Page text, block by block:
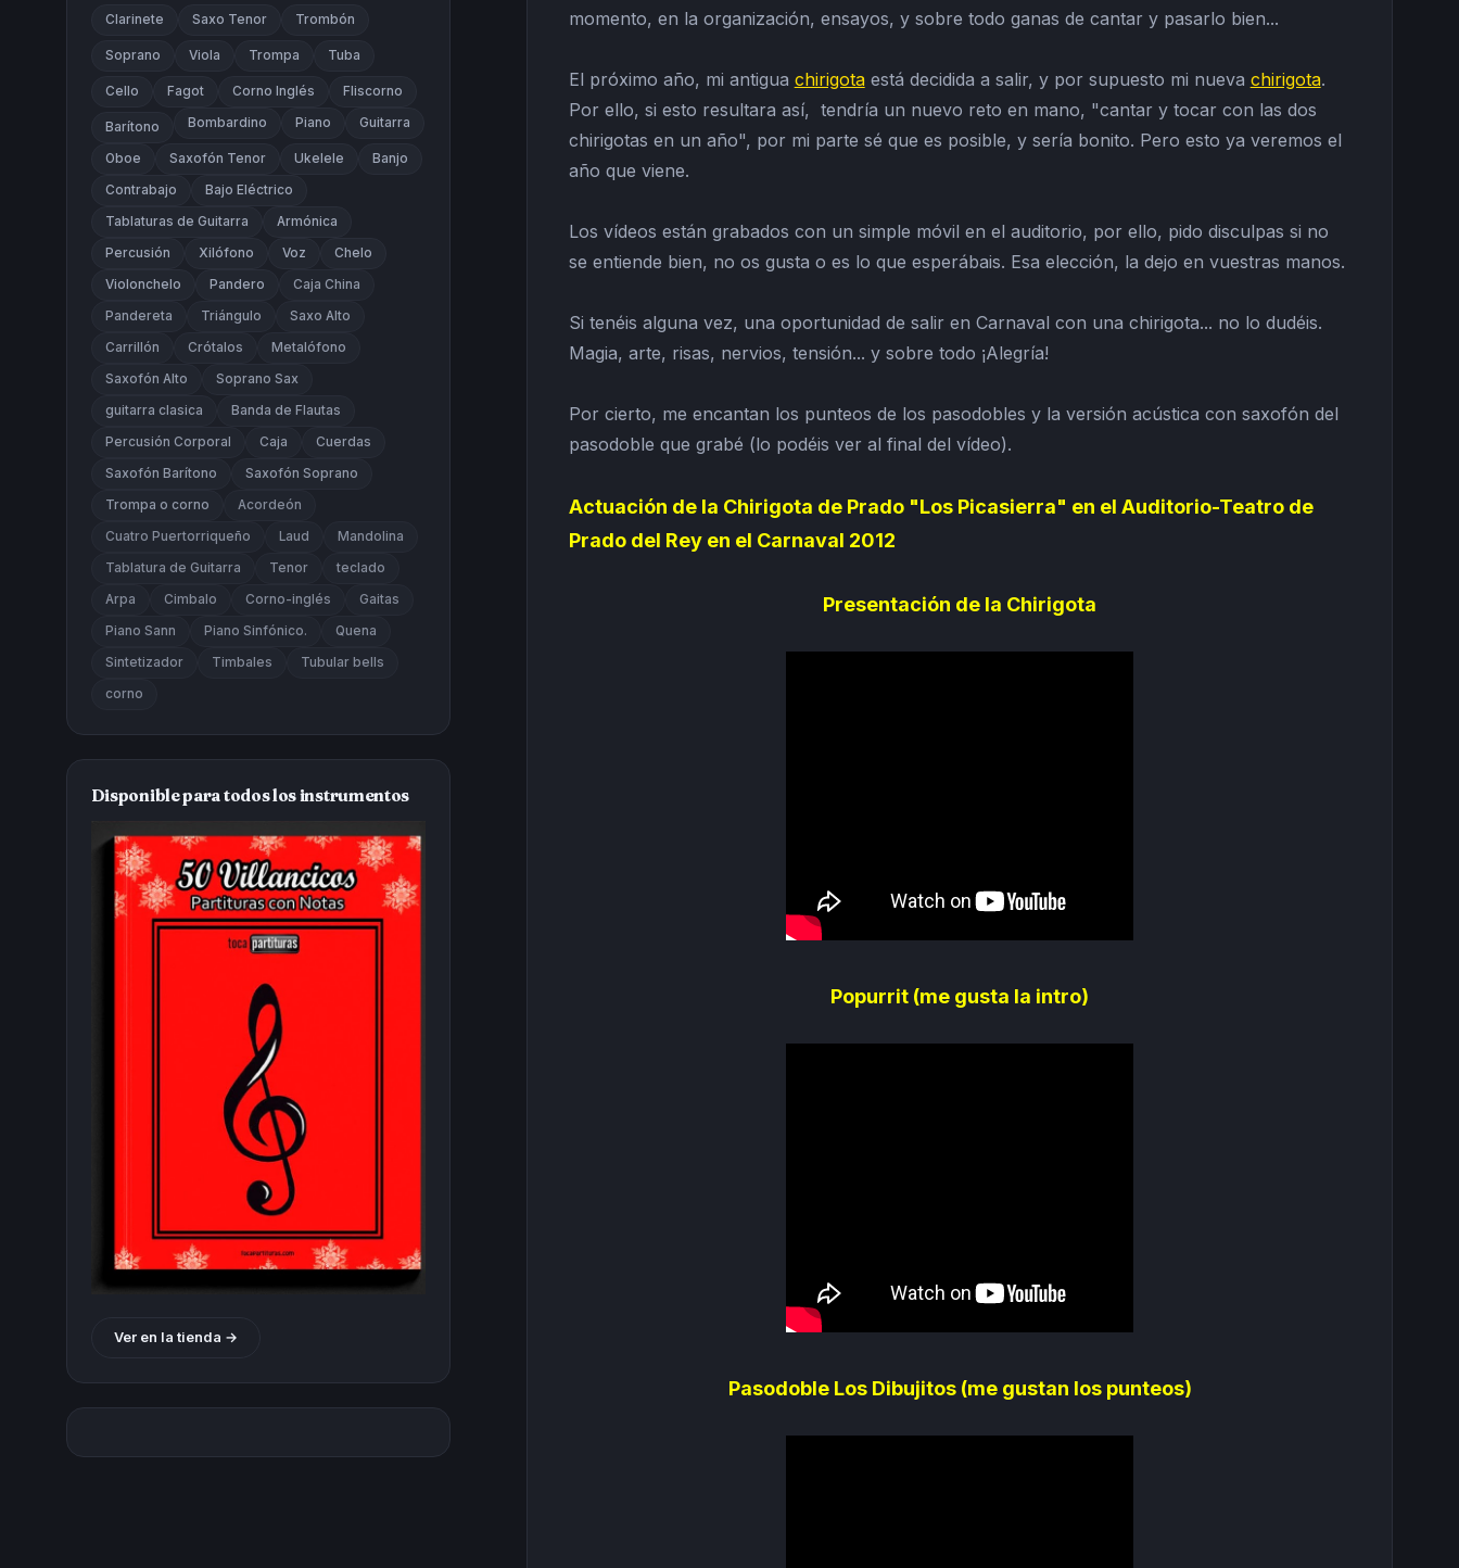
momento, en la organización, ensayos, y sobre todo ganas de cantar y pasarlo bien...
El próximo año, mi antigua chirigotaestá decidida a salir, y por supuesto mi nueva chirigota.
Por ello, si esto resultara así, tendría un nuevo reto en mano, "cantar y tocar con las dos
chirigotas en un año", por mi parte sé que es posible, y sería bonito. Pero esto ya veremos el
año que viene.
Los vídeos están grabados con un simple móvil en el auditorio, por ello, pido disculpas si no
se entiende bien, no os gusta o es lo que esperábais. Esa elección, la dejo en vuestras manos.
Si tenéis alguna vez, una oportunidad de salir en Carnaval con una chirigota... no lo dudéis.
Magia, arte, risas, nervios, tensión... y sobre todo ¡Alegría!
Por cierto, me encantan los punteos de los pasodobles y la versión acústica con saxofón del
pasodoble que grabé (lo podéis ver al final del vídeo).
Actuación de la Chirigota de Prado "Los Picasierra" en el Auditorio-Teatro de
Prado del Rey en el Carnaval 2012
Presentación de la Chirigota
Popurrit (me gusta la intro)
Pasodoble Los Dibujitos (me gustan los punteos)
Clarinete Saxo Tenor Trombón
Soprano Viola Trompa Tuba
Cello Fagot Corno Inglés Fliscorno
Barítono Bombardino Piano Guitarra
Oboe Saxofón Tenor Ukelele Banjo
Contrabajo Bajo Eléctrico
Tablaturas de Guitarra Armónica
Percusión Xilófono Voz Chelo
Violonchelo Pandero Caja China
Pandereta Triángulo Saxo Alto
Carrillón Crótalos Metalófono
Saxofón Alto Soprano Sax
guitarra clasica Banda de Flautas
Percusión Corporal Caja Cuerdas
Saxofón Barítono Saxofón Soprano
Trompa o corno Acordeón
Cuatro Puertorriqueño Laud Mandolina
Tablatura de Guitarra Tenor teclado
Arpa Cimbalo Corno-inglés Gaitas
Piano Sann Piano Sinfónico. Quena
Sintetizador Timbales Tubular bells
corno
Disponible para todos los instrumentos
Ver en la tienda →